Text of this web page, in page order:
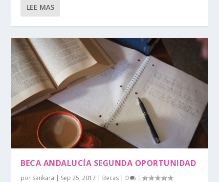
LEE MAS
BECA ANDALUCÍA SEGUNDA OPORTUNIDAD
por Sankara | Sep 25, 2017 | Becas | 0 |